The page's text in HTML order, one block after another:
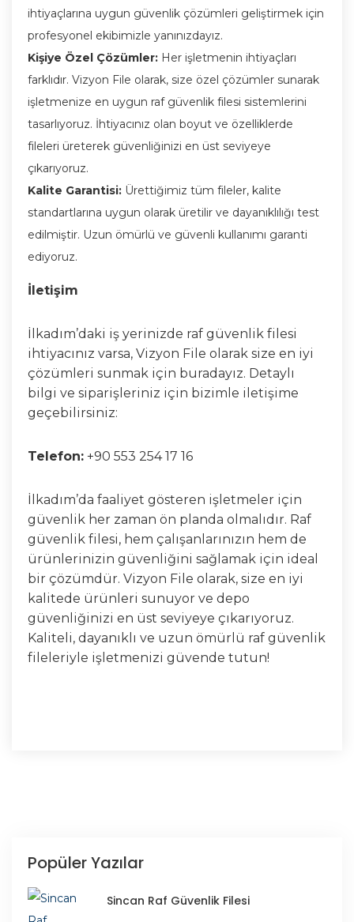
ihtiyaçlarına uygun güvenlik çözümleri geliştirmek için
profesyonel ekibimizle yanınızdayız.
Kişiye Özel Çözümler: Her işletmenin ihtiyaçları
farklıdır. Vizyon File olarak, size özel çözümler sunarak
işletmenize en uygun raf güvenlik filesi sistemlerini
tasarlıyoruz. İhtiyacınız olan boyut ve özelliklerde
fileleri üreterek güvenliğinizi en üst seviyeye
çıkarıyoruz.
Kalite Garantisi: Ürettiğimiz tüm fileler, kalite
standartlarına uygun olarak üretilir ve dayanıklılığı test
edilmiştir. Uzun ömürlü ve güvenli kullanımı garanti
ediyoruz.
İletişim
İlkadım’daki iş yerinizde raf güvenlik filesi
ihtiyacınız varsa, Vizyon File olarak size en iyi
çözümleri sunmak için buradayız. Detaylı
bilgi ve siparişleriniz için bizimle iletişime
geçebilirsiniz:
Telefon: +90 553 254 17 16
İlkadım’da faaliyet gösteren işletmeler için
güvenlik her zaman ön planda olmalıdır. Raf
güvenlik filesi, hem çalışanlarınızın hem de
ürünlerinizin güvenliğini sağlamak için ideal
bir çözümdür. Vizyon File olarak, size en iyi
kalitede ürünleri sunuyor ve depo
güvenliğinizi en üst seviyeye çıkarıyoruz.
Kaliteli, dayanıklı ve uzun ömürlü raf güvenlik
fileleriyle işletmenizi güvende tutun!
Popüler Yazılar
Sincan Raf Güvenlik Filesi